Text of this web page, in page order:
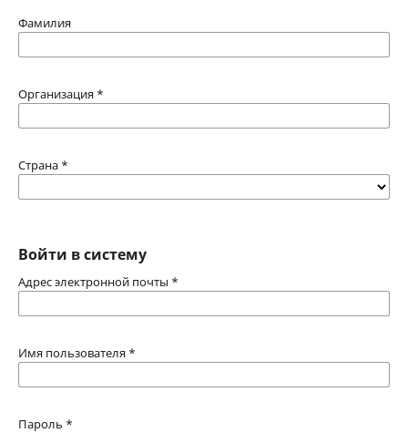
Фамилия
Организация *
Страна *
Войти в систему
Адрес электронной почты *
Имя пользователя *
Пароль *